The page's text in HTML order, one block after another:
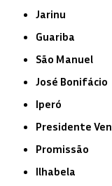
Jarinu
Guariba
São Manuel
José Bonifácio
Iperó
Presidente
Promissão
Ilhabela